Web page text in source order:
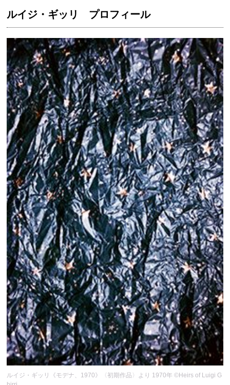
ルイジ・ギッリ プロフィール
ルイジ・ギッリ《モデナ、1970》〈初期作品〉より 1970年 ©Heirs of Luigi G